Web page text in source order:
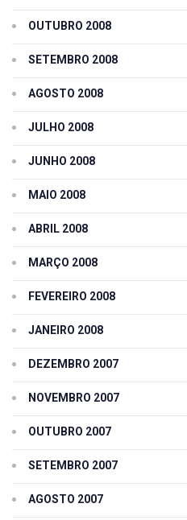
OUTUBRO 2008
SETEMBRO 2008
AGOSTO 2008
JULHO 2008
JUNHO 2008
MAIO 2008
ABRIL 2008
MARÇO 2008
FEVEREIRO 2008
JANEIRO 2008
DEZEMBRO 2007
NOVEMBRO 2007
OUTUBRO 2007
SETEMBRO 2007
AGOSTO 2007